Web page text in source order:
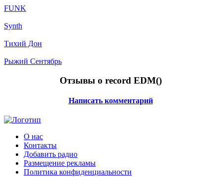
FUNK
Synth
Тихий Дон
Рыжий Сентябрь
Отзывы о record EDM()
Написать комментарий
О нас
Контакты
Добавить радио
Размещение рекламы
Политика конфиденциальности